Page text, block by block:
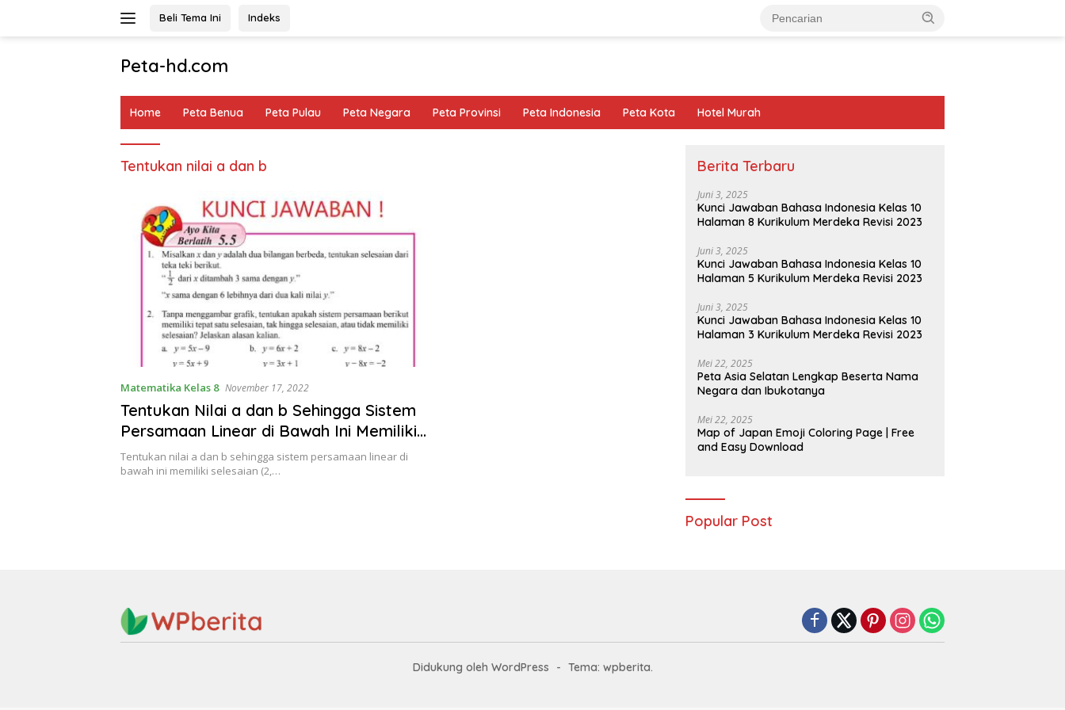
Beli Tema Ini Indeks
Peta-hd.com
Gambar
HD
Home Peta Benua Peta Pulau Peta Negara Peta Provinsi Peta Indonesia Peta Kota Hotel Murah
Tentukan nilai a dan b
Matematika Kelas 8 November 17, 2022
Tentukan Nilai a dan b Sehingga Sistem
Persamaan Linear di Bawah Ini Memiliki
Selesaian (2, 3)
Tentukan nilai a dan b sehingga sistem persamaan linear di
bawah ini memiliki selesaian (2,…
Berita Terbaru
Juni 3, 2025
Kunci Jawaban Bahasa Indonesia Kelas 10
Halaman 8 Kurikulum Merdeka Revisi 2023
Juni 3, 2025
Kunci Jawaban Bahasa Indonesia Kelas 10
Halaman 5 Kurikulum Merdeka Revisi 2023
Juni 3, 2025
Kunci Jawaban Bahasa Indonesia Kelas 10
Halaman 3 Kurikulum Merdeka Revisi 2023
Mei 22, 2025
Peta Asia Selatan Lengkap Beserta Nama
Negara dan Ibukotanya
Mei 22, 2025
Map of Japan Emoji Coloring Page | Free
and Easy Download
Popular Post
Didukung oleh WordPress - Tema: wpberita.